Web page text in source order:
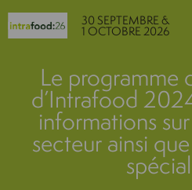
30 SEPTEMBRE &
1 OCTOBRE 2026
Le programme
d’Intrafood
informations
secteur ainsi